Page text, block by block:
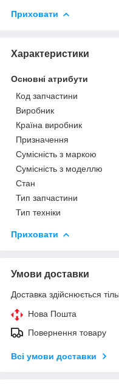
Приховати
Характеристики
Основні атрибути
Код запчастини
Виробник
Країна виробник
Призначення
Сумісність з маркою
Сумісність з моделлю
Стан
Тип запчастини
Тип техніки
Приховати
Умови доставки
Доставка здійснюється
Нова Пошта
Повернення товару
Всі умови доставки